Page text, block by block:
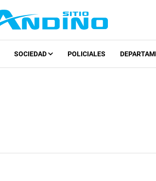
SOCIEDAD POLICIALES